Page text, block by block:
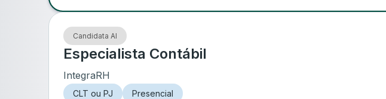
Candidata AI
Especialista Contábil
IntegraRH
CLT ou PJ Presencial